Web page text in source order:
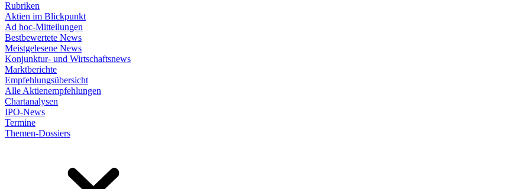
Rubriken
Aktien im Blickpunkt
Ad hoc-Mitteilungen
Bestbewertete News
Meistgelesene News
Konjunktur- und Wirtschaftsnews
Marktberichte
Empfehlungsübersicht
Alle Aktienempfehlungen
Chartanalysen
IPO-News
Termine
Themen-Dossiers